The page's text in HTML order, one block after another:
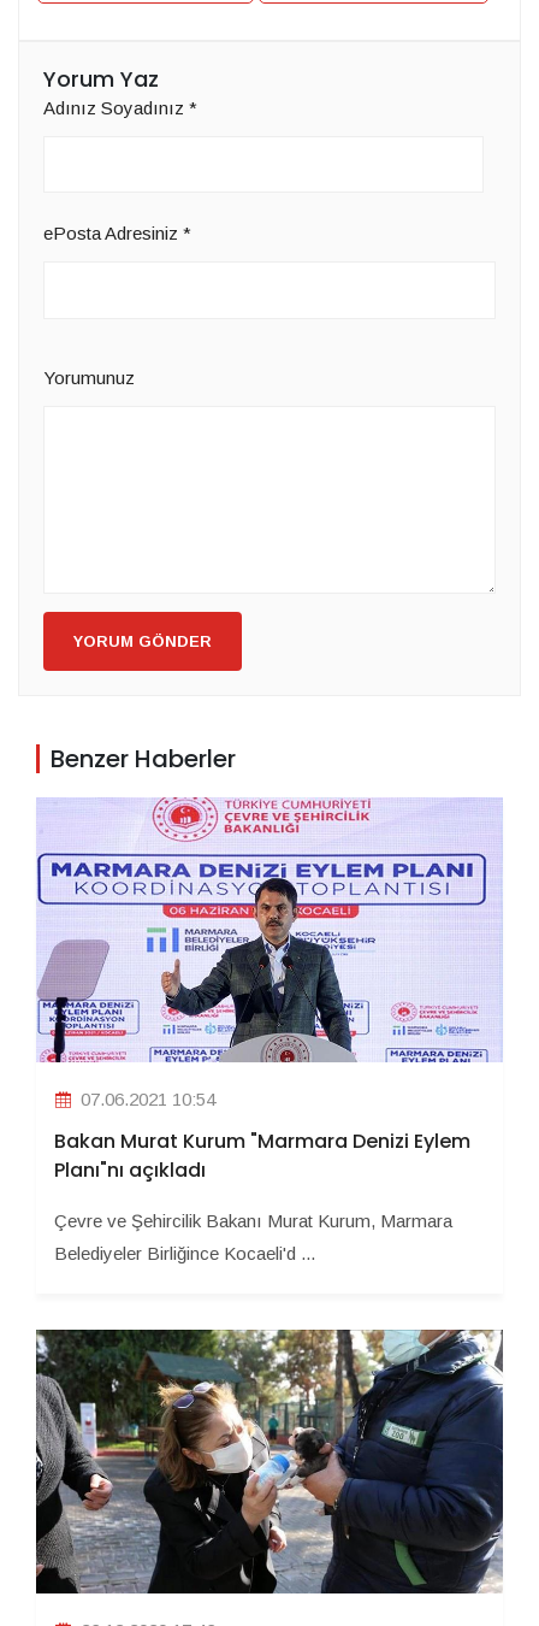
Yorum Yaz
Adınız Soyadınız *
ePosta Adresiniz *
Yorumunuz
YORUM GÖNDER
Benzer Haberler
07.06.2021 10:54
Bakan Murat Kurum "Marmara Denizi Eylem
Planı"nı açıkladı
Çevre ve Şehircilik Bakanı Murat Kurum, Marmara
Belediyeler Birliğince Kocaeli'd ...